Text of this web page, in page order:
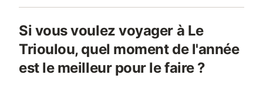
Si vous voulez voyager à Le
Trioulou, quel moment de l'année
est le meilleur pour le faire ?